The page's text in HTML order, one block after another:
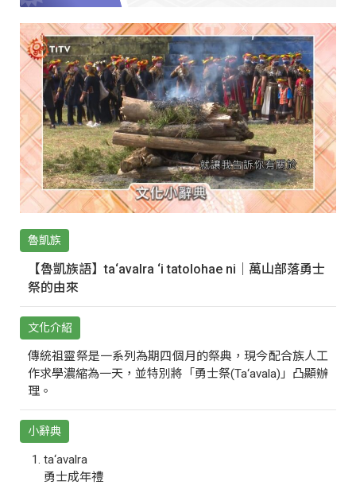
魯凱族
【魯凱族語】ta‘avalra ‘i tatolohae ni｜萬山部落勇士
祭的由來
文化介紹
傳統祖靈祭是一系列為期四個月的祭典，現今配合族人工
作求學濃縮為一天，並特別將「勇士祭(Ta‘avala)」凸顯辦
理。
小辭典
ta‘avalra
勇士成年禮